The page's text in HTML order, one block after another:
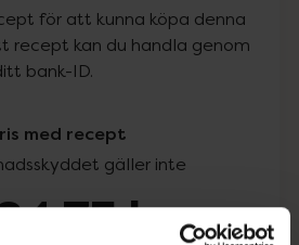
för att kunna köpa denna
recept kan du handla genom
bank-ID.
med recept
gäller inte
kr